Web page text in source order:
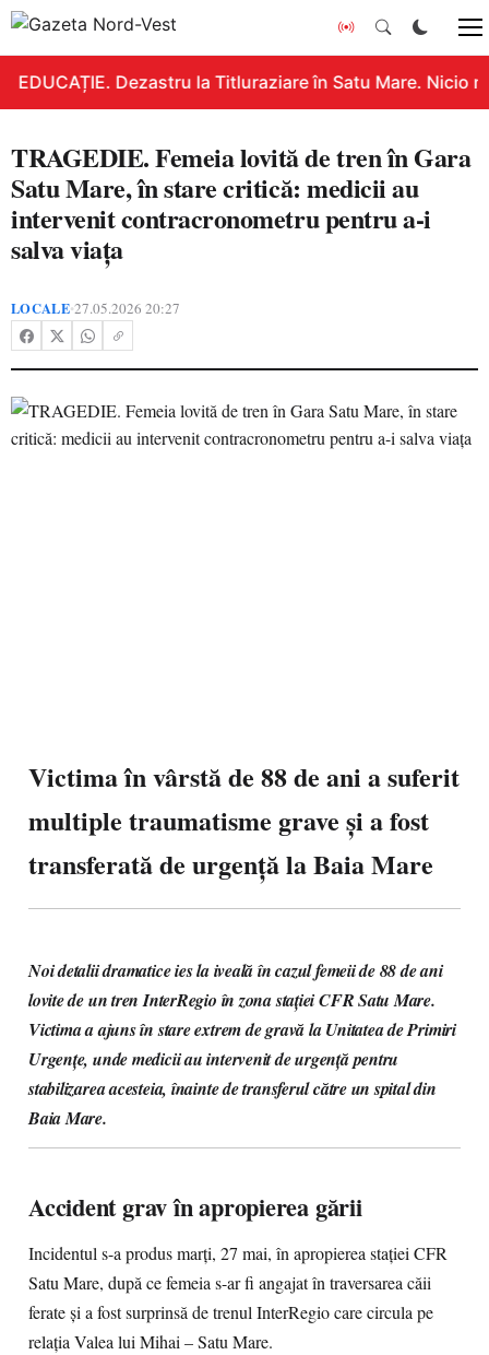
EDUCAȚIE. Dezastru la Titluraziare în Satu Mare. Nicio
TRAGEDIE. Femeia lovită de tren în Gara
Satu Mare, în stare critică: medicii au
intervenit contracronometru pentru a-i
salva viața
LOCALE•27.05.2026 20:27
Victima în vârstă de 88 de ani a suferit
multiple traumatisme grave și a fost
transferată de urgență la Baia Mare
Noi detalii dramatice ies la iveală în cazul femeii de 88 de ani
lovite de un tren InterRegio în zona stației CFR Satu Mare.
Victima a ajuns în stare extrem de gravă la Unitatea de Primiri
Urgențe, unde medicii au intervenit de urgență pentru
stabilizarea acesteia, înainte de transferul către un spital din
Baia Mare.
Accident grav în apropierea gării
Incidentul s-a produs marți, 27 mai, în apropierea stației CFR
Satu Mare, după ce femeia s-ar fi angajat în traversarea căii
ferate și a fost surprinsă de trenul InterRegio care circula pe
relația Valea lui Mihai – Satu Mare.